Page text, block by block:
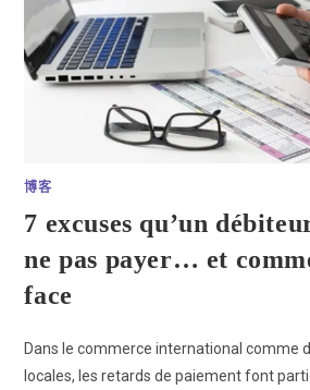
博客
7 excuses qu’un
ne pas payer… et
face
Dans le commerce international comme
locales, les retards de paiement font